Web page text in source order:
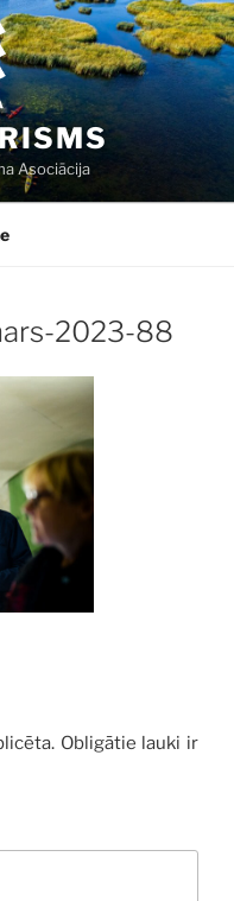
Asociācija
2023-88
Obligātie lauki ir